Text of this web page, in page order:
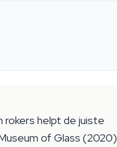
rokers helpt de juiste
of Glass (2020)